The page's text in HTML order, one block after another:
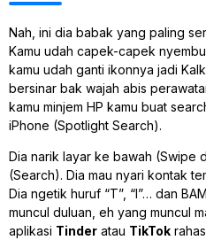
Nah, ini dia babak yang paling
Kamu udah capek-capek
kamu udah ganti ikonnya jadi
bersinar bak wajah abis
kamu minjem HP kamu buat
iPhone (Spotlight Search).
Dia narik layar ke bawah (Swipe
(Search). Dia mau nyari kontak
Dia ngetik huruf “T”, “I”… dan
muncul duluan, eh yang muncul
aplikasi Tinder atau TikTok